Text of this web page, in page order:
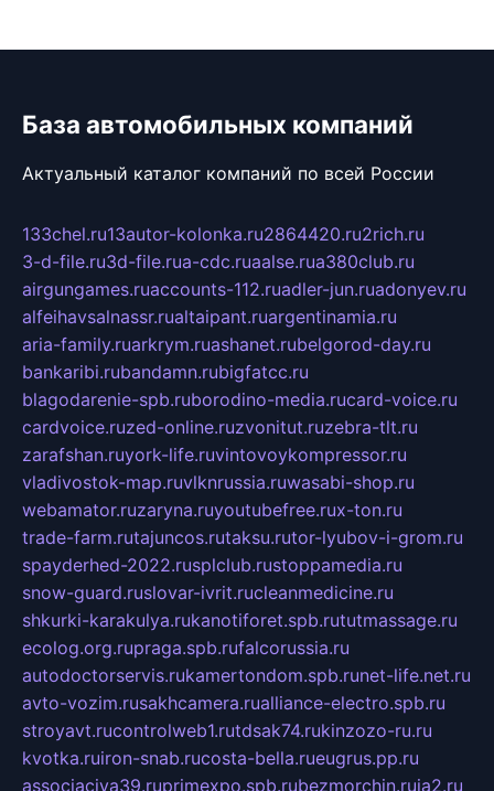
База автомобильных компаний
Актуальный каталог компаний по всей России
133chel.ru13autor-kolonka.ru2864420.ru2rich.ru
3-d-file.ru3d-file.rua-cdc.ruaalse.rua380club.ru
airgungames.ruaccounts-112.ruadler-jun.ruadonyev.ru
alfeihavsalnassr.rualtaipant.ruargentinamia.ru
aria-family.ruarkrym.ruashanet.rubelgorod-day.ru
bankaribi.rubandamn.rubigfatcc.ru
blagodarenie-spb.ruborodino-media.rucard-voice.ru
cardvoice.ruzed-online.ruzvonitut.ruzebra-tlt.ru
zarafshan.ruyork-life.ruvintovoykompressor.ru
vladivostok-map.ruvlknrussia.ruwasabi-shop.ru
webamator.ruzaryna.ruyoutubefree.rux-ton.ru
trade-farm.rutajuncos.rutaksu.rutor-lyubov-i-grom.ru
spayderhed-2022.rusplclub.rustoppamedia.ru
snow-guard.ruslovar-ivrit.rucleanmedicine.ru
shkurki-karakulya.rukanotiforet.spb.rututmassage.ru
ecolog.org.rupraga.spb.rufalcorussia.ru
autodoctorservis.rukamertondom.spb.runet-life.net.ru
avto-vozim.rusakhcamera.rualliance-electro.spb.ru
stroyavt.rucontrolweb1.rutdsak74.rukinzozo-ru.ru
kvotka.ruiron-snab.rucosta-bella.rueugrus.pp.ru
associaciya39.ruprimexpo.spb.rubezmorchin.ruia2.ru